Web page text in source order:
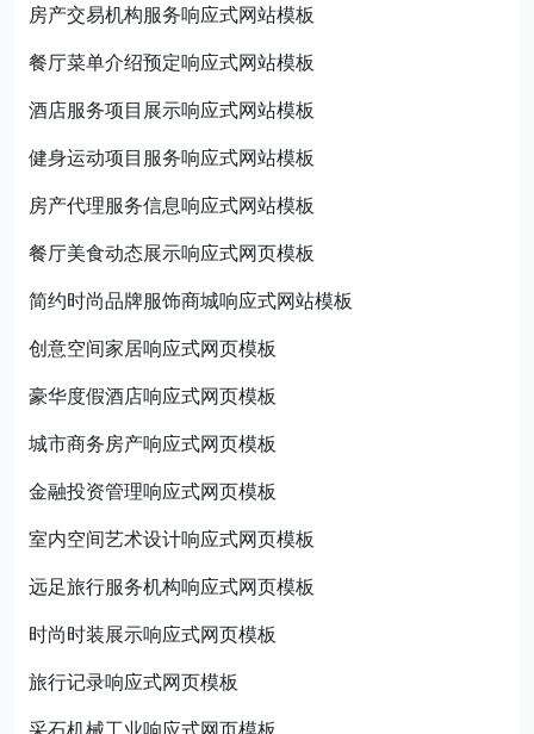
房产交易机构服务响应式网站模板
餐厅菜单介绍预定响应式网站模板
酒店服务项目展示响应式网站模板
健身运动项目服务响应式网站模板
房产代理服务信息响应式网站模板
餐厅美食动态展示响应式网页模板
简约时尚品牌服饰商城响应式网站模板
创意空间家居响应式网页模板
豪华度假酒店响应式网页模板
城市商务房产响应式网页模板
金融投资管理响应式网页模板
室内空间艺术设计响应式网页模板
远足旅行服务机构响应式网页模板
时尚时装展示响应式网页模板
旅行记录响应式网页模板